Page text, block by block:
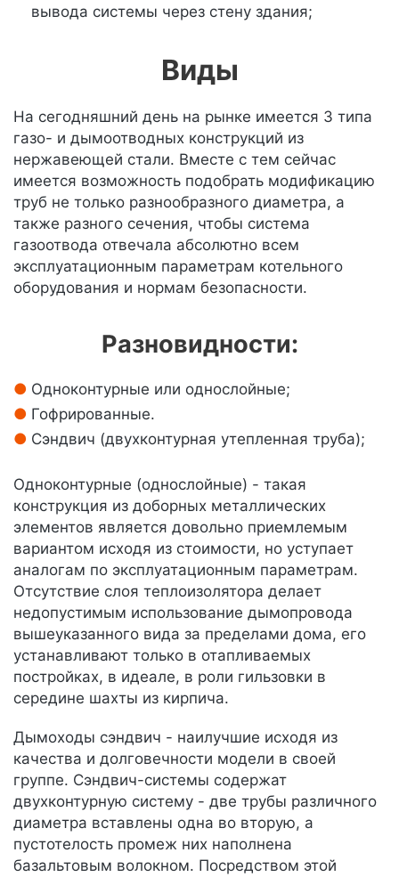
вывода системы через стену здания;
Виды
На сегодняшний день на рынке имеется 3 типа
газо- и дымоотводных конструкций из
нержавеющей стали. Вместе с тем сейчас
имеется возможность подобрать модификацию
труб не только разнообразного диаметра, а
также разного сечения, чтобы система
газоотвода отвечала абсолютно всем
эксплуатационным параметрам котельного
оборудования и нормам безопасности.
Разновидности:
Одноконтурные или однослойные;
Гофрированные.
Сэндвич (двухконтурная утепленная труба);
Одноконтурные (однослойные) - такая
конструкция из доборных металлических
элементов является довольно приемлемым
вариантом исходя из стоимости, но уступает
аналогам по эксплуатационным параметрам.
Отсутствие слоя теплоизолятора делает
недопустимым использование дымопровода
вышеуказанного вида за пределами дома, его
устанавливают только в отапливаемых
постройках, в идеале, в роли гильзовки в
середине шахты из кирпича.
Дымоходы сэндвич - наилучшие исходя из
качества и долговечности модели в своей
группе. Сэндвич-системы содержат
двухконтурную систему - две трубы различного
диаметра вставлены одна во вторую, а
пустотелость промеж них наполнена
базальтовым волокном. Посредством этой